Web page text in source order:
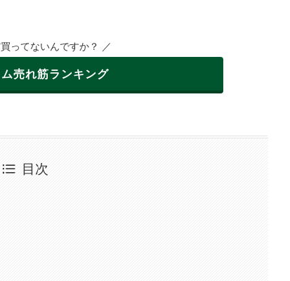
ってないんですか？ ／
売れ筋ランキング
目次